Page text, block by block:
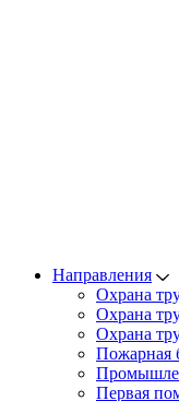
Направления
Охрана
Охрана
Охрана
Пожарная
Первая